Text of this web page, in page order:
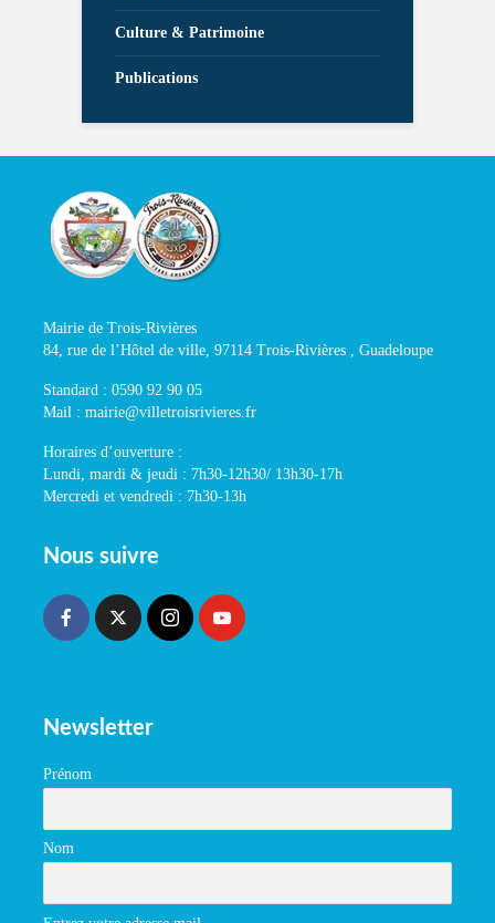
Culture & Patrimoine
Publications
Mairie de Trois-Rivières
84, rue de l’Hôtel de ville, 97114 Trois-Rivières , Guadeloupe
Standard : 0590 92 90 05
Mail : mairie@villetroisrivieres.fr
Horaires d’ouverture :
Lundi, mardi & jeudi : 7h30-12h30/ 13h30-17h
Mercredi et vendredi : 7h30-13h
Nous suivre
Newsletter
Prénom
Nom